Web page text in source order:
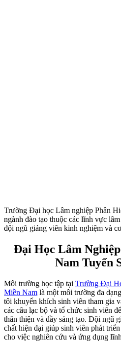
Trường Đại học Lâm nghiệp Phân
ngành đào tạo thuộc các lĩnh vực
đội ngũ giảng viên kinh nghiệm và
Đại Học Lâm
Nam Tuyển
Môi trường học tập tại Trường Đại
Miền Nam là một môi trường đa
tôi khuyến khích sinh viên tham gia
các câu lạc bộ và tổ chức sinh viên
thân thiện và đầy sáng tạo. Đội ngũ
chất hiện đại giúp sinh viên phát
cho việc nghiên cứu và ứng dụng